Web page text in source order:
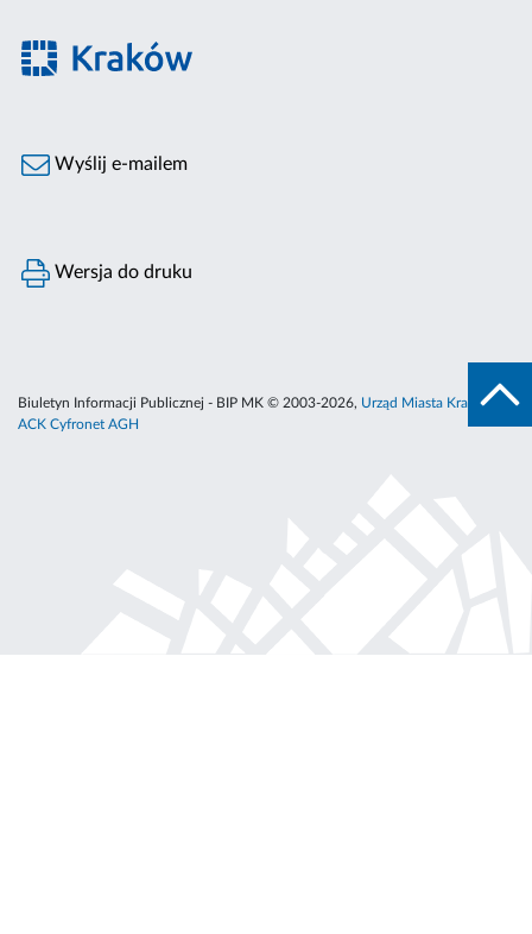
Wyślij e-mailem
Wersja do druku
Biuletyn Informacji Publicznej - BIP MK © 2003-2026, Urząd Miasta Krakowa
ACK Cyfronet AGH